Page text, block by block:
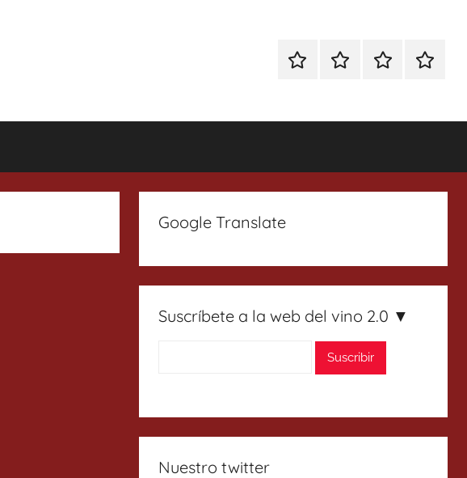
EspecialEnoturismoRanking
Google Translate
Suscríbete a la web del vino 2.0 ▼
Nuestro twitter